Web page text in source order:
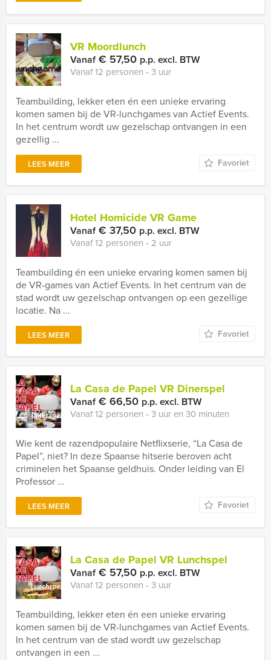
VR Moordlunch
Vanaf€ 57,50 p.p. excl. BTW
Vanaf 12 personen ‐ 3 uur
Teambuilding, lekker eten én een unieke ervaring
komen samen bij de VR-lunchgames van Actief Events.
In het centrum wordt uw gezelschap ontvangen in een
gezellig ...
LEES MEER Favoriet
Hotel Homicide VR Game
Vanaf€ 37,50 p.p. excl. BTW
Vanaf 12 personen ‐ 2 uur
Teambuilding én een unieke ervaring komen samen bij
de VR-games van Actief Events. In het centrum van de
stad wordt uw gezelschap ontvangen op een gezellige
locatie. Na ...
LEES MEER Favoriet
La Casa de Papel VR Dinerspel
Vanaf€ 66,50 p.p. excl. BTW
Vanaf 12 personen ‐ 3 uur en 30 minuten
Wie kent de razendpopulaire Netflixserie, “La Casa de
Papel”, niet? In deze Spaanse hitserie beroven acht
criminelen het Spaanse geldhuis. Onder leiding van El
Professor ...
LEES MEER Favoriet
La Casa de Papel VR Lunchspel
Vanaf€ 57,50 p.p. excl. BTW
Vanaf 12 personen ‐ 3 uur
Teambuilding, lekker eten én een unieke ervaring
komen samen bij de VR-lunchgames van Actief Events.
In het centrum van de stad wordt uw gezelschap
ontvangen in een ...